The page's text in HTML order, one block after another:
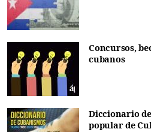
Concursos,
cubanos
Diccionario
popular de